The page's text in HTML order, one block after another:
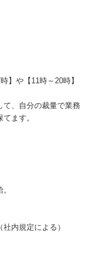
】や【11時～20時】
て、自分の裁量で業務
ます。
内規定による）